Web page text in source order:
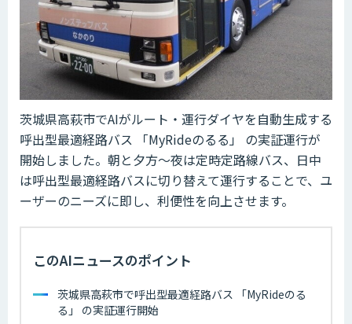
茨城県高萩市でAIがルート・運行ダイヤを自動生成する
呼出型最適経路バス 「MyRideのるる」 の実証運行が
開始しました。朝と夕方～夜は定時定路線バス、日中
は呼出型最適経路バスに切り替えて運行することで、ユ
ーザーのニーズに即し、利便性を向上させます。
このAIニュースのポイント
茨城県高萩市で呼出型最適経路バス 「MyRideのる
る」 の実証運行開始